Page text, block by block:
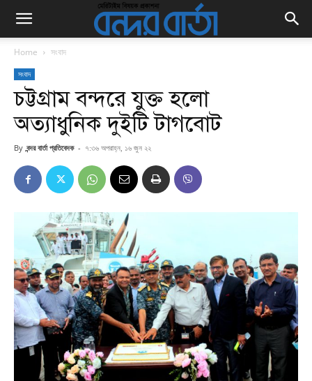
Home সংবাদ
সংবাদ
চট্টগ্রাম বন্দরে যুক্ত হলো
অত্যাধুনিক দুইটি টাগবোট
By বন্দর বার্তা প্রতিবেদক - ৭:৩৬ অপরাহ্ন, ১৬ জুন ২২